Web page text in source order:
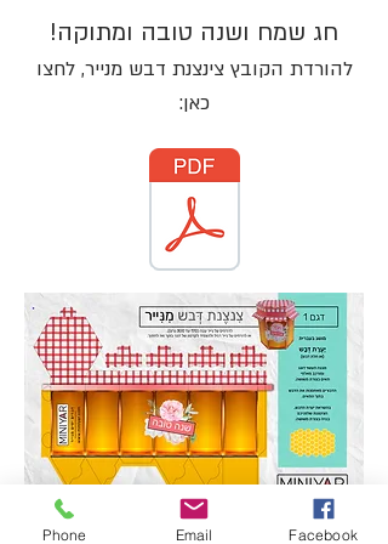
חג שמח ושנה טובה ומתוקה!
להורדת הקובץ צינצנת דבש מנייר, לחצו
כאן:
Phone Email Facebook